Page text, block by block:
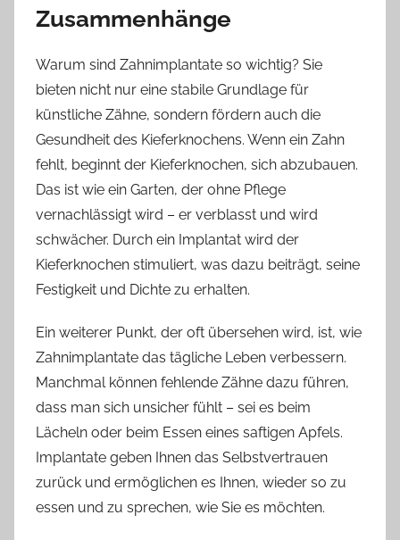
Zusammenhänge
Warum sind Zahnimplantate so wichtig? Sie
bieten nicht nur eine stabile Grundlage für
künstliche Zähne, sondern fördern auch die
Gesundheit des Kieferknochens. Wenn ein Zahn
fehlt, beginnt der Kieferknochen, sich abzubauen.
Das ist wie ein Garten, der ohne Pflege
vernachlässigt wird – er verblasst und wird
schwächer. Durch ein Implantat wird der
Kieferknochen stimuliert, was dazu beiträgt, seine
Festigkeit und Dichte zu erhalten.
Ein weiterer Punkt, der oft übersehen wird, ist, wie
Zahnimplantate das tägliche Leben verbessern.
Manchmal können fehlende Zähne dazu führen,
dass man sich unsicher fühlt – sei es beim
Lächeln oder beim Essen eines saftigen Apfels.
Implantate geben Ihnen das Selbstvertrauen
zurück und ermöglichen es Ihnen, wieder so zu
essen und zu sprechen, wie Sie es möchten.